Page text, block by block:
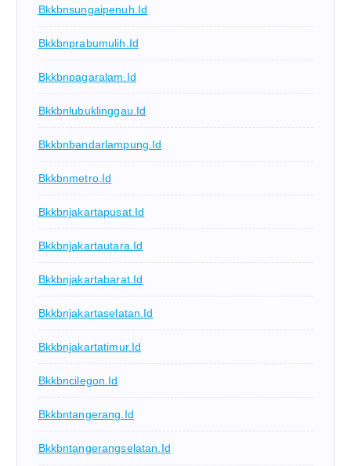
Bkkbnsungaipenuh.id
Bkkbnprabumulih.id
Bkkbnpagaralam.id
Bkkbnlubuklinggau.id
Bkkbnbandarlampung.id
Bkkbnmetro.id
Bkkbnjakartapusat.id
Bkkbnjakartautara.id
Bkkbnjakartabarat.id
Bkkbnjakartaselatan.id
Bkkbnjakartatimur.id
Bkkbncilegon.id
Bkkbntangerang.id
Bkkbntangerangselatan.id